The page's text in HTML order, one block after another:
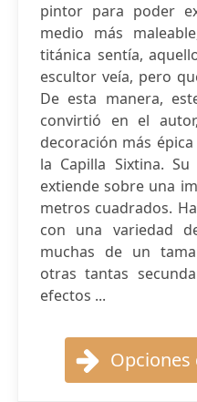
pintor para poder
medio más
titánica sentía,
escultor veía, pero
De esta manera,
convirtió en el
decoración más
la Capilla Sixtina.
extiende sobre una
metros cuadrados.
con una variedad
muchas de un
otras tantas
efectos ...
Opciones